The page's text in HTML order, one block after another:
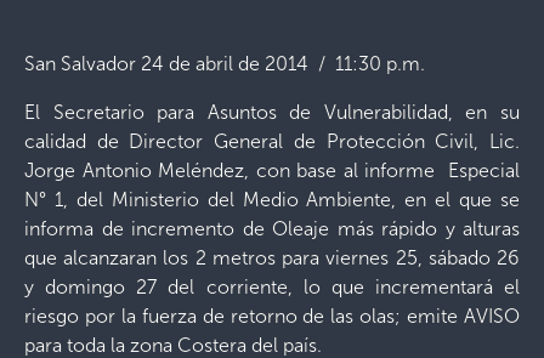
San Salvador 24 de abril de 2014 / 11:30 p.m.
El Secretario para Asuntos de Vulnerabilidad, en su
calidad de Director General de Protección Civil, Lic.
Jorge Antonio Meléndez, con base al informe Especial
N° 1, del Ministerio del Medio Ambiente, en el que se
informa de incremento de Oleaje más rápido y alturas
que alcanzaran los 2 metros para viernes 25, sábado 26
y domingo 27 del corriente, lo que incrementará el
riesgo por la fuerza de retorno de las olas; emite AVISO
para toda la zona Costera del país.